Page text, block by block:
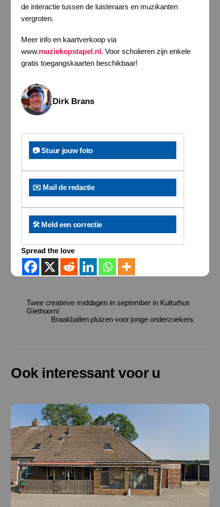
de interactie tussen de luisteraars en muzikanten
vergroten.
Meer info en kaartverkoop via
www.muziekopstapel.nl. Voor scholieren zijn enkele
gratis toegangskaarten beschikbaar!
Dirk Brans
📷 Stuur jouw foto
✉️ Mail de redactie
🛠️ Meld een correctie
Spread the love
Twee creatieve middagen in september in Kulturhus
Giethoorn!
Braakballen pluizen voor jonge onderzoekers
Ook interessant voor u